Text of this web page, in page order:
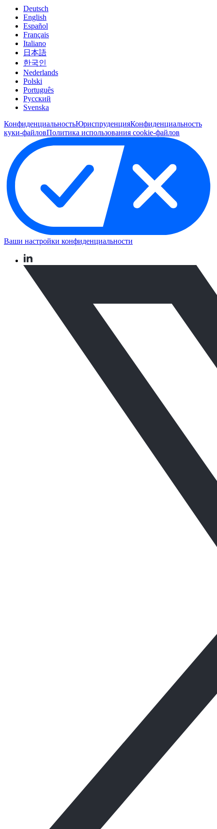
Deutsch
English
Español
Français
Italiano
日本語
한국인
Nederlands
Polski
Português
Pусский
Svenska
КонфиденциальностьЮриспруденцияКонфиденциальность
куки-файловПолитика использования cookie-файлов
Ваши настройки конфиденциальности